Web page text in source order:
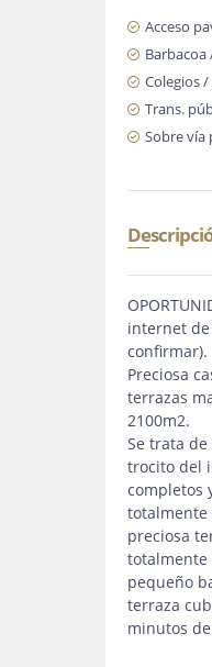
Acceso
Colegios
Trans.
Sobre vía
internet
confirmar).
Preciosa
terrazas
2100m2.
Se trata
trocito del
completos
totalmente
preciosa
totalmente
pequeño
terraza
minutos